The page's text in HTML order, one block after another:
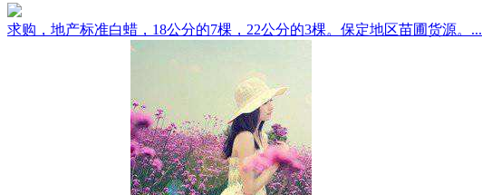
求购，地产标准白蜡，18公分的7棵，22公分的3棵。保定地区苗圃货源。...